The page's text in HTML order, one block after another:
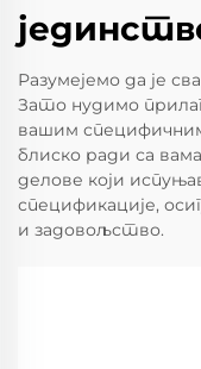
Разумејемо да је
Зато нудимо
вашим
блиско ради са
делове који
спецификације,
и задовољство.